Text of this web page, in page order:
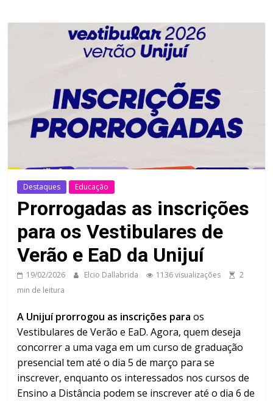
Destaques Educação
Prorrogadas as inscrições
para os Vestibulares de
Verão e EaD da Unijuí
19/02/2026 Elcio Dallabrida 1136 visualizações
2
min de leitura
A Unijuí prorrogou as inscrições para os
Vestibulares de Verão e EaD. Agora, quem deseja
concorrer a uma vaga em um curso de graduação
presencial tem até o dia 5 de março para se
inscrever, enquanto os interessados nos cursos de
Ensino a Distância podem se inscrever até o dia 6 de